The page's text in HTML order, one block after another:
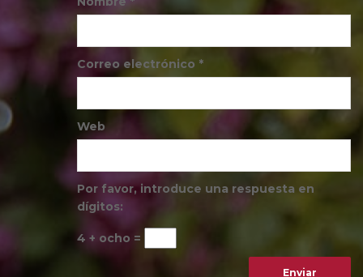
Correo electrónico *
Web
Por favor, introduce una respuesta en
dígitos:
4 + ocho =